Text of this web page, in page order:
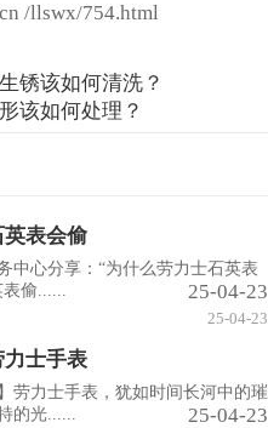
/llswx/754.html
锈该如何清洗？
该如何处理？
表会偷
中心分享：“为什么劳力士石英表
偷......
25-04-23
25-04-23
士手表
劳力士手表，犹如时间长河中的璀
的光......
25-04-23